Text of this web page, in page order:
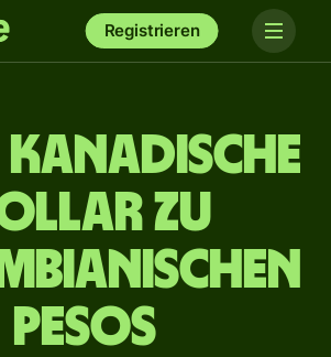
Registrieren
kanadische
zu
Pesos